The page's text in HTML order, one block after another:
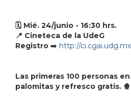
🗓️ Mié. 24/junio - 16:30 hrs.
📍 Cineteca de la UdeG
Registro ➡️ http://
Las primeras 100 personas
palomitas y refresco gratis.